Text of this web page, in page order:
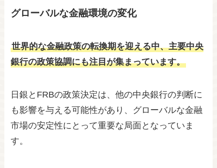
グローバルな金融環境の変化
世界的な金融政策の転換期を迎える中、主要中央
銀行の政策協調にも注目が集まっています。
日銀とFRBの政策決定は、他の中央銀行の判断に
も影響を与える可能性があり、グローバルな金融
市場の安定性にとって重要な局面となっていま
す。